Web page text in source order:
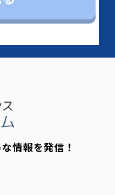
情報を発信！